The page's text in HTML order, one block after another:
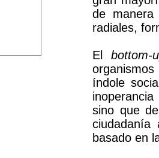
de
radiales,
El bottom-
índole
sino que
ciudadanía
basado en